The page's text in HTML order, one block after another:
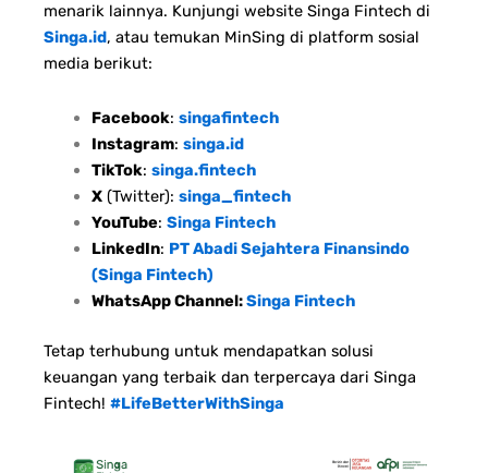
menarik lainnya. Kunjungi website Singa Fintech di
Singa.id, atau temukan MinSing di platform sosial
media berikut:
Facebook: singafintech
Instagram: singa.id
TikTok: singa.fintech
X(Twitter): singa_fintech
YouTube: Singa Fintech
LinkedIn: PT Abadi Sejahtera Finansindo
(Singa Fintech)
WhatsApp Channel:Singa Fintech
Tetap terhubung untuk mendapatkan solusi
keuangan yang terbaik dan terpercaya dari Singa
Fintech! #LifeBetterWithSinga